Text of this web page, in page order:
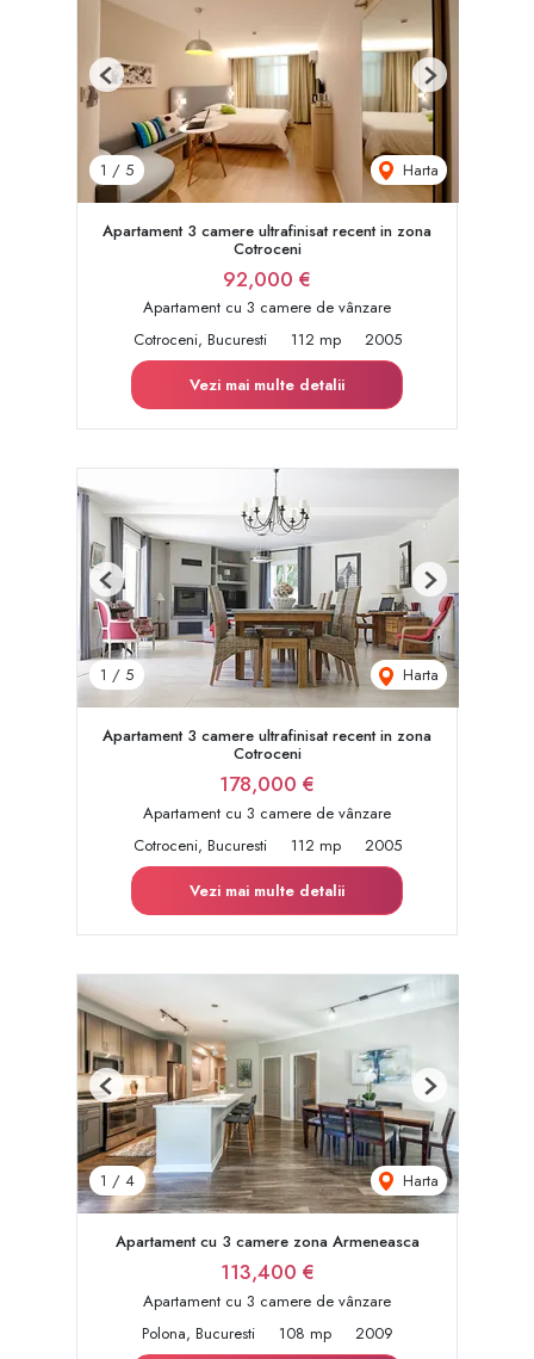
1 / 5 Harta
Previous Next
Apartament 3 camere ultrafinisat recent in zona
Cotroceni
92,000 €
Apartament cu 3 camere de vânzare
Cotroceni, Bucuresti
112 mp
2005
Vezi mai multe detalii
1 / 5 Harta
Previous Next
Apartament 3 camere ultrafinisat recent in zona
Cotroceni
178,000 €
Apartament cu 3 camere de vânzare
Cotroceni, Bucuresti
112 mp
2005
Vezi mai multe detalii
1 / 4 Harta
Previous Next
Apartament cu 3 camere zona Armeneasca
113,400 €
Apartament cu 3 camere de vânzare
Polona, Bucuresti
108 mp 2009